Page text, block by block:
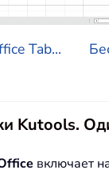
Tab...
Kutools.
включает